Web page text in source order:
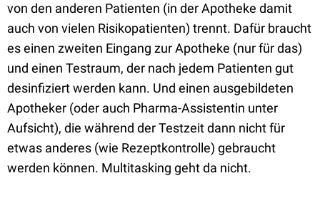
von den anderen Patienten (in der Apotheke damit
auch von vielen Risikopatienten) trennt. Dafür braucht
es einen zweiten Eingang zur Apotheke (nur für das)
und einen Testraum, der nach jedem Patienten gut
desinfiziert werden kann. Und einen ausgebildeten
Apotheker (oder auch Pharma-Assistentin unter
Aufsicht), die während der Testzeit dann nicht für
etwas anderes (wie Rezeptkontrolle) gebraucht
werden können. Multitasking geht da nicht.